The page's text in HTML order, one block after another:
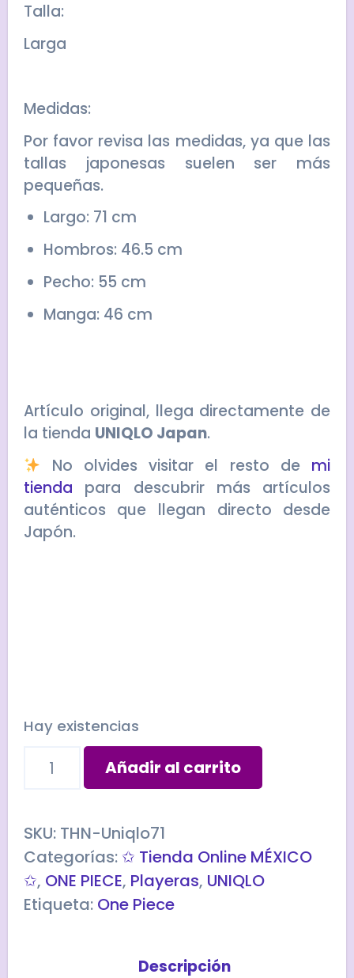
Talla:
Larga
Medidas:
Por favor revisa las medidas, ya que las
tallas japonesas suelen ser más
pequeñas.
Largo: 71 cm
Hombros: 46.5 cm
Pecho: 55 cm
Manga: 46 cm
Artículo original, llega directamente de
la tienda UNIQLO Japan.
No olvides visitar el resto de mi
tienda para descubrir más artículos
auténticos que llegan directo desde
Japón.
Hay existencias
Playera
Uniqlo
PIECE
-
Talla
Larga
Añadir al carrito
SKU: THN-Uniqlo71
Categorías: ✩ Tienda Online MÉXICO
✩, ONE PIECE, Playeras, UNIQLO
Etiqueta: One Piece
Descripción